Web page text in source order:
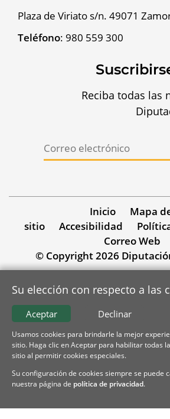
Plaza de Viriato s/n. 49071
Teléfono: 980 559 300
Reciba todas las
Inicio
Mapa
sitio
Accesibilidad
Correo Web
© Copyright 2026
Su elección con respecto a las
Declinar
Aceptar
Usamos cookies para brindarle la mejor
sitio. Haga clic en Aceptar para habilitar todas
sitio al permitir cookies especiales.
Su configuración de cookies siempre se puede
nuestra página de política de privacidad.